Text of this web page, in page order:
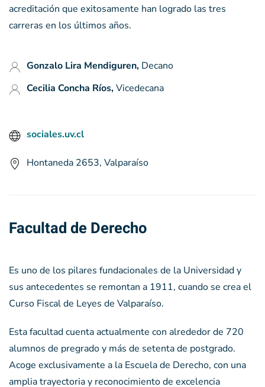
acreditación que exitosamente han logrado las tres
carreras en los últimos años.
Gonzalo Lira Mendiguren, Decano
Cecilia Concha Ríos,Vicedecana
sociales.uv.cl
Hontaneda 2653, Valparaíso
Facultad de Derecho
Es uno de los pilares fundacionales de la Universidad y
sus antecedentes se remontan a 1911, cuando se crea el
Curso Fiscal de Leyes de Valparaíso.
Esta facultad cuenta actualmente con alrededor de 720
alumnos de pregrado y más de setenta de postgrado.
Acoge exclusivamente a la Escuela de Derecho, con una
amplia trayectoria y reconocimiento de excelencia